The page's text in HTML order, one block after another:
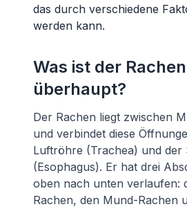
das durch verschiedene
werden kann.
Was ist der Rachen
überhaupt?
Der Rachen liegt zwischen
und verbindet diese
Luftröhre (Trachea) und der
(Esophagus). Er hat drei
oben nach unten verlaufen:
Rachen, den Mund-Rachen